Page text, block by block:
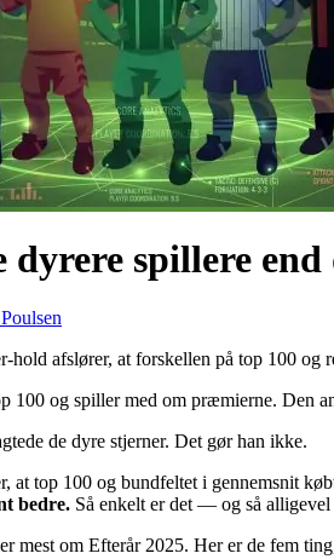
spillere
hold afslører, at forskellen på top 100
100 og spiller med om præmierne. Den
de dyre stjerner. Det gør han ikke.
at top 100 og bundfeltet i gennemsnit
bedre. Så enkelt er det — og så
mest om Efterår 2025. Her er de fem